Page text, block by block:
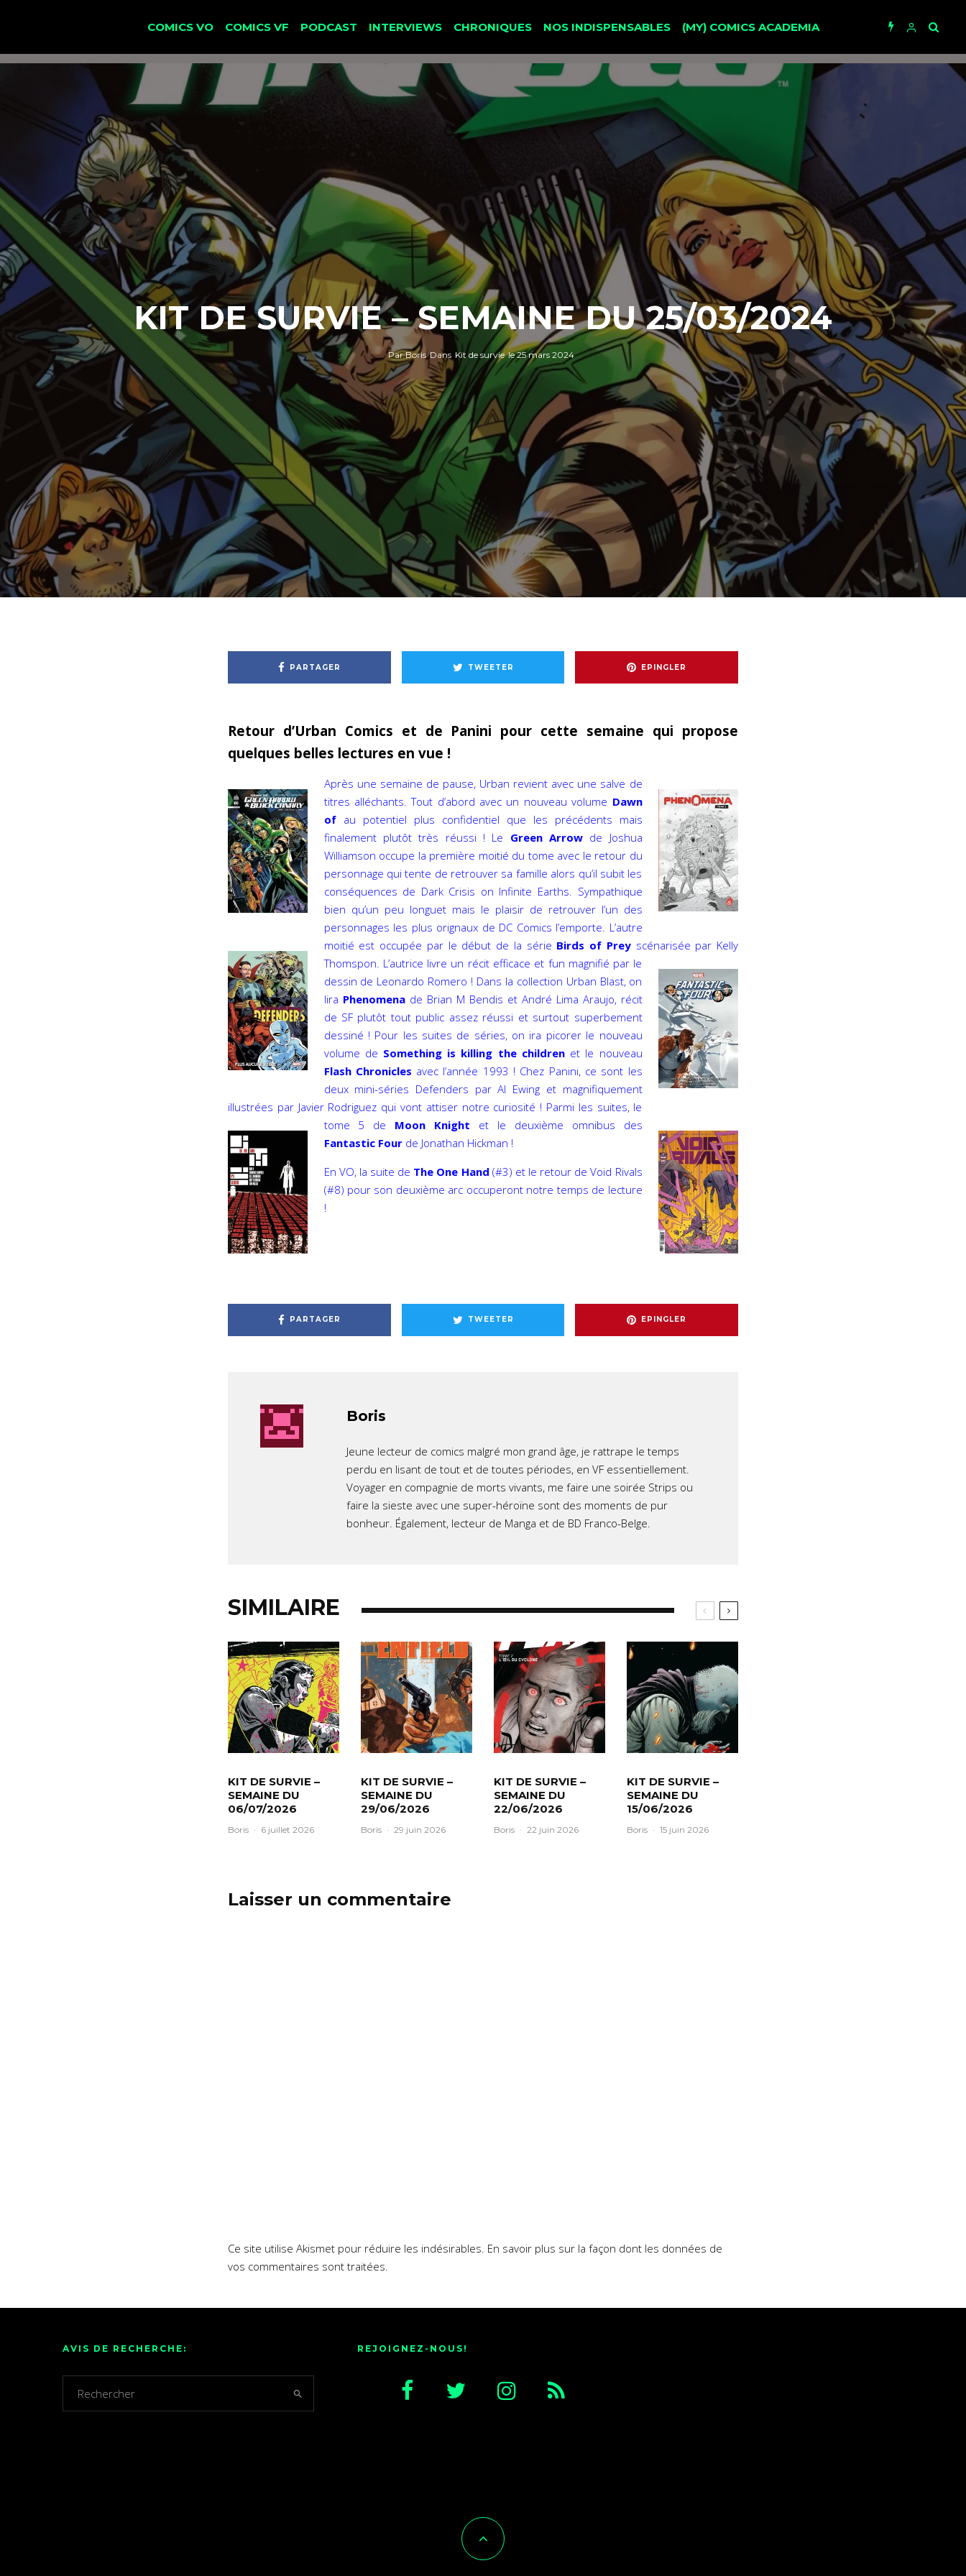
COMICS VO COMICS VF PODCAST INTERVIEWS CHRONIQUES NOS INDISPENSABLES (MY) COMICS ACADEMIA
KIT DE SURVIE – SEMAINE DU 25/03/2024
ParBoris Dans Kit de survie le25 mars 2024
PARTAGER TWEETER EPINGLER
Retour d’Urban Comics et de Panini pour cette semaine qui propose
quelques belles lectures en vue !
Après une semaine de pause, Urban revient avec une salve de
titres alléchants. Tout d’abord avec un nouveau volume Dawn
ofau potentiel plus confidentiel que les précédents mais
finalement plutôt très réussi ! Le Green Arrowde Joshua
Williamson occupe la première moitié du tome avec le retour du
personnage qui tente de retrouver sa famille alors qu’il subit les
conséquences de Dark Crisis on Infinite Earths. Sympathique
bien qu’un peu longuet mais le plaisir de retrouver l’un des
personnages les plus orignaux de DC Comics l’emporte. L’autre
moitié est occupée par le début de la série Birds of Preyscénarisée par Kelly
Thomspon. L’autrice livre un récit efficace et fun magnifié par le
dessin de Leonardo Romero ! Dans la collection Urban Blast, on
lira Phenomenade Brian M Bendis et André Lima Araujo, récit
de SF plutôt tout public assez réussi et surtout superbement
dessiné ! Pour les suites de séries, on ira picorer le nouveau
volume de Something is killing the childrenet le nouveau
Flash Chronicles avec l’année 1993 ! Chez Panini, ce sont les
deux mini-séries Defenders par Al Ewing et magnifiquement
illustrées par Javier Rodriguez qui vont attiser notre curiosité ! Parmi les suites, le
tome 5 de Moon Knight et le deuxième omnibus des
Fantastic Fourde Jonathan Hickman !
En VO, la suite de The One Hand (#3) et le retour de Void Rivals
(#8) pour son deuxième arc occuperont notre temps de lecture
!
PARTAGER TWEETER EPINGLER
Boris
Jeune lecteur de comics malgré mon grand âge, je rattrape le temps
perdu en lisant de tout et de toutes périodes, en VF essentiellement.
Voyager en compagnie de morts vivants, me faire une soirée Strips ou
faire la sieste avec une super-héroïne sont des moments de pur
bonheur. Également, lecteur de Manga et de BD Franco-Belge.
SIMILAIRE
KIT DE SURVIE –
SEMAINE DU
06/07/2026
Boris · 6 juillet 2026
KIT DE SURVIE –
SEMAINE DU
29/06/2026
Boris · 29 juin 2026
KIT DE SURVIE –
SEMAINE DU
22/06/2026
Boris · 22 juin 2026
KIT DE SURVIE –
SEMAINE DU
15/06/2026
Boris · 15 juin 2026
Laisser un commentaire
Ce site utilise Akismet pour réduire les indésirables. En savoir plus sur la façon dont les données de
vos commentaires sont traitées.
AVIS DE RECHERCHE: REJOIGNEZ-NOUS!